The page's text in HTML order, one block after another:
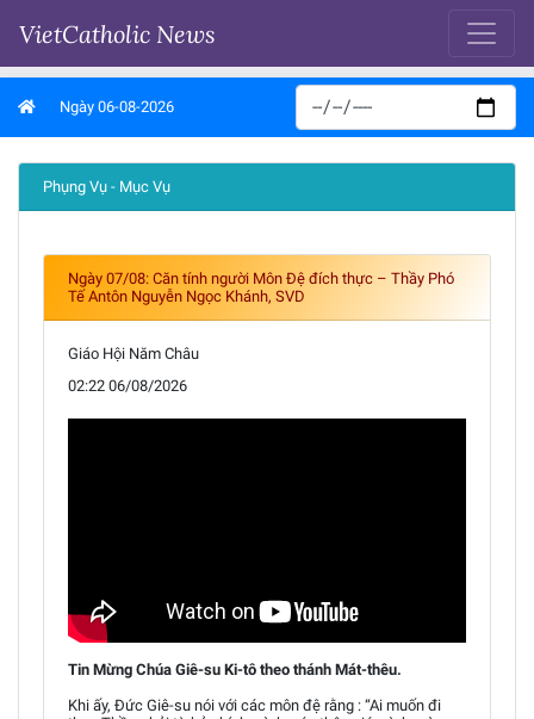
VietCatholic News
Ngày 06-08-2026
Phụng Vụ - Mục Vụ
Ngày 07/08: Căn tính người Môn Đệ đích thực – Thầy Phó
Tế Antôn Nguyễn Ngọc Khánh, SVD
Giáo Hội Năm Châu
02:22 06/08/2026
Tin Mừng Chúa Giê-su Ki-tô theo thánh Mát-thêu.
Khi ấy, Đức Giê-su nói với các môn đệ rằng : “Ai muốn đi